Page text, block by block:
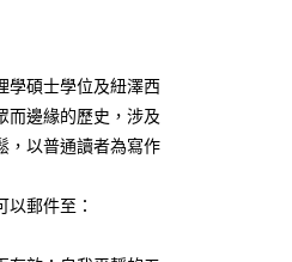
學碩士學位及紐澤西
而邊緣的歷史，涉及
，以普通讀者為寫作
郵件至：